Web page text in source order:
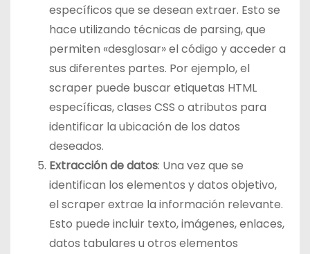
específicos que se desean extraer. Esto se
hace utilizando técnicas de parsing, que
permiten «desglosar» el código y acceder a
sus diferentes partes. Por ejemplo, el
scraper puede buscar etiquetas HTML
específicas, clases CSS o atributos para
identificar la ubicación de los datos
deseados.
Extracción de datos: Una vez que se
identifican los elementos y datos objetivo,
el scraper extrae la información relevante.
Esto puede incluir texto, imágenes, enlaces,
datos tabulares u otros elementos